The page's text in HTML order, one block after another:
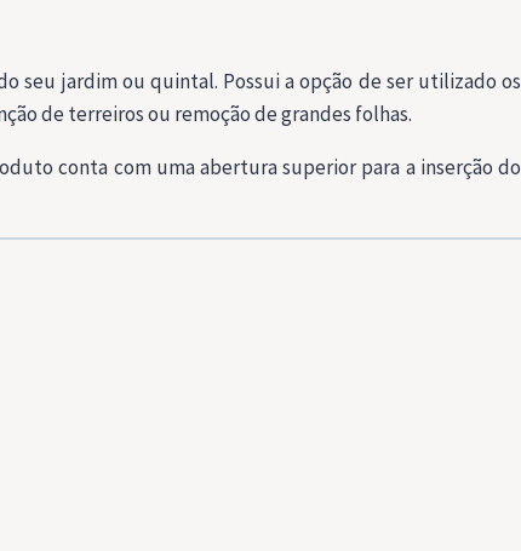
seu jardim ou quintal. Possui a opção de ser utilizado os
de terreiros ou remoção de grandes folhas.
conta com uma abertura superior para a inserção do